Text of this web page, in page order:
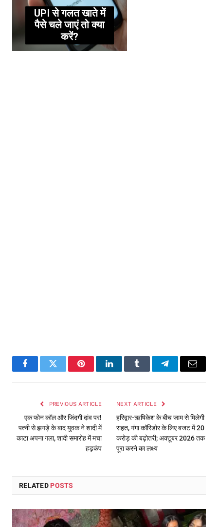
FacebookTwitter PinterestLinkedInTumblr TelegramEmail
PREVIOUS ARTICLE
एक फोन कॉल और जिंदगी दांव पर!
पत्नी से झगड़े के बाद युवक ने शादी में
काटा अपना गला, शादी समारोह में मचा
हड़कंप
NEXT ARTICLE
हरिद्वार-ऋषिकेश के बीच जाम से मिलेगी
राहत, गंगा कॉरिडोर के लिए बजट में 20
करोड़ की बढ़ोतरी; अक्टूबर 2026 तक
पूरा करने का लक्ष्य
RELATED POSTS